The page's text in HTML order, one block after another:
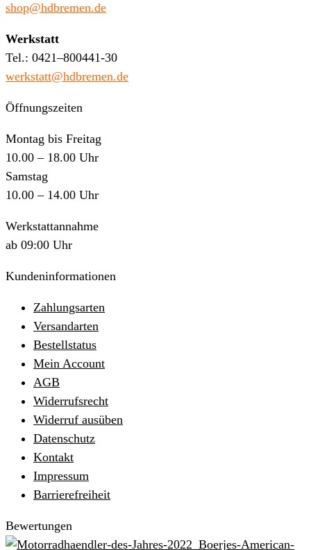
shop@hdbremen.de
Werkstatt
Tel.: 0421–800441-30
werkstatt@hdbremen.de
Öffnungszeiten
Montag bis Freitag
10.00 – 18.00 Uhr
Samstag
10.00 – 14.00 Uhr
Werkstattannahme
ab 09:00 Uhr
Kundeninformationen
Zahlungsarten
Versandarten
Bestellstatus
Mein Account
AGB
Widerrufsrecht
Widerruf ausüben
Datenschutz
Kontakt
Impressum
Barrierefreiheit
Bewertungen